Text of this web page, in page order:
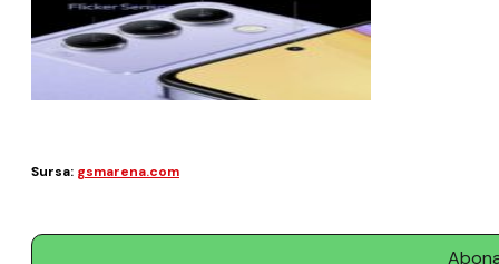
Sursa: gsmarena.com